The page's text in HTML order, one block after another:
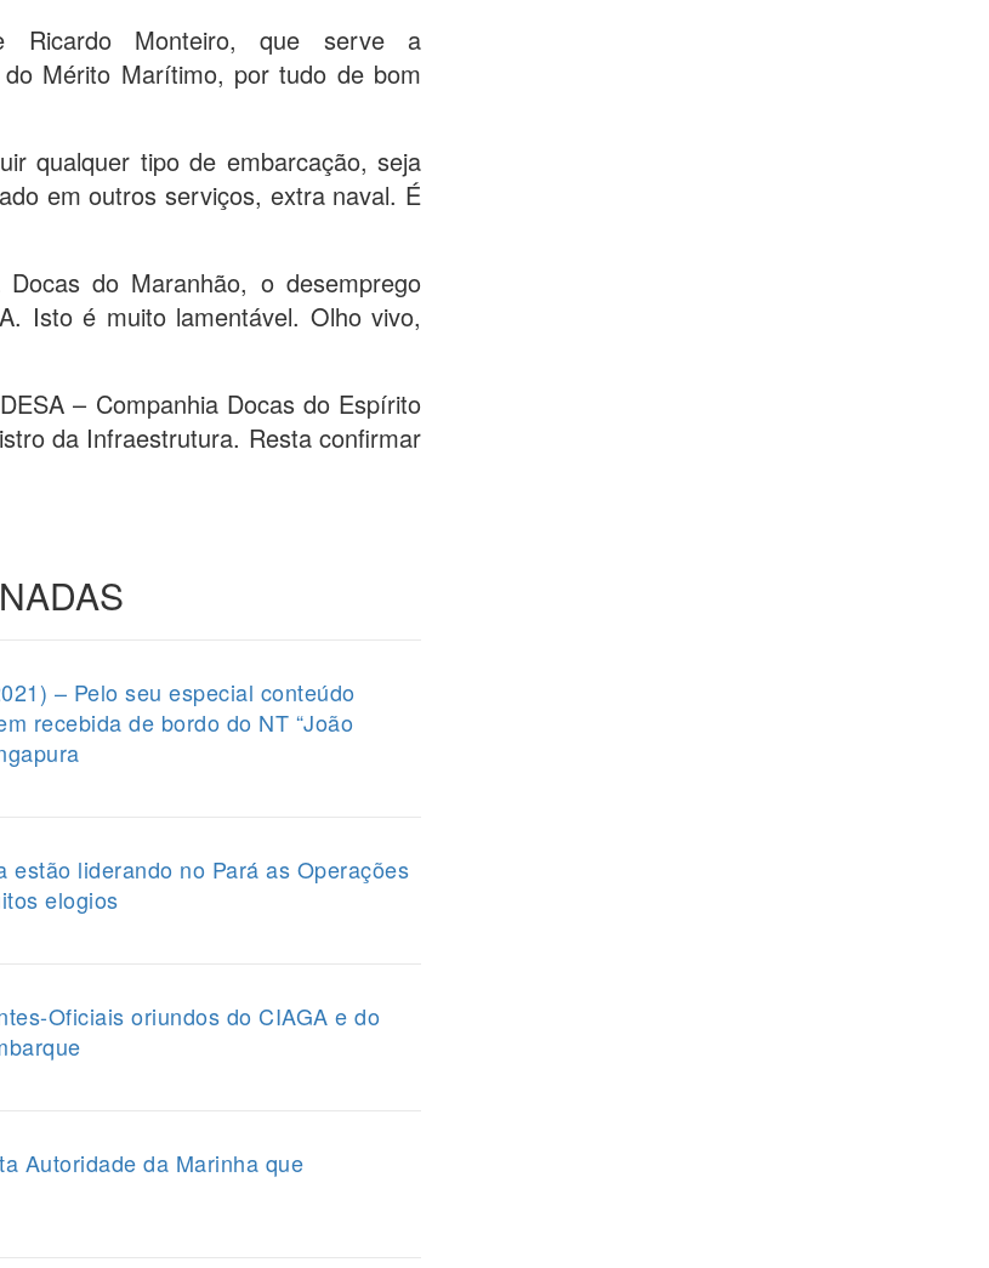
Ricardo Monteiro, que serve a
Mérito Marítimo, por tudo de bom
qualquer tipo de embarcação, seja
em outros serviços, extra naval. É
do Maranhão, o desemprego
Isto é muito lamentável. Olho vivo,
– Companhia Docas do Espírito
da Infraestrutura. Resta confirmar
– Pelo seu especial conteúdo
recebida de bordo do NT “João
liderando no Pará as Operações
elogios
Oficiais oriundos do CIAGA e do
Autoridade da Marinha que